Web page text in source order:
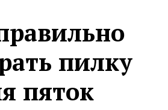
пилку
пяток